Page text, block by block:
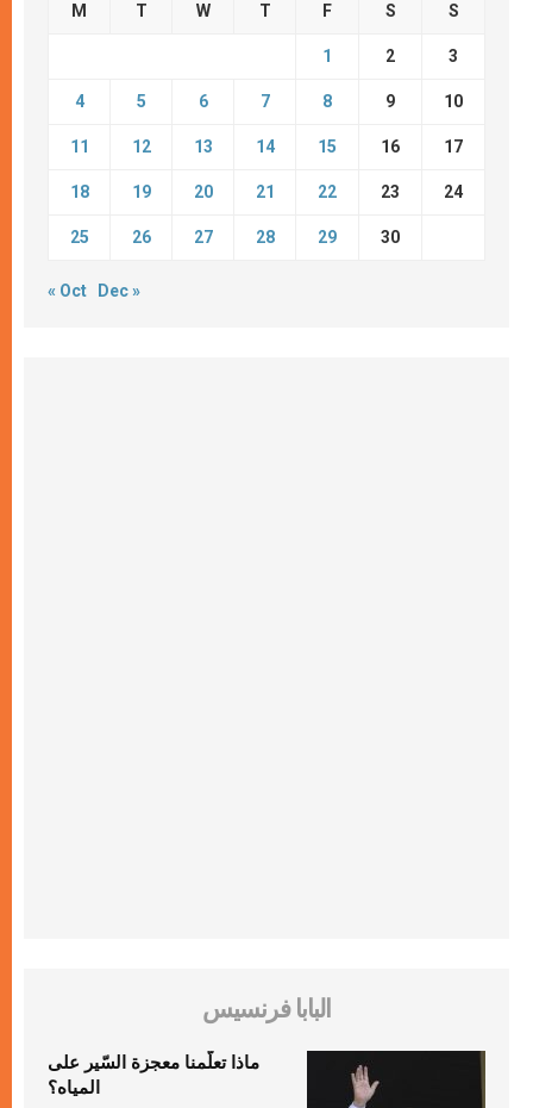
M T W T F S S
1 2 3
4 5 6 7 8 9 10
11 12 13 14 15 16 17
18 19 20 21 22 23 24
25 26 27 28 29 30
« Oct Dec »
البابا فرنسيس
ماذا تعلّمنا معجزة السّير على
المياه؟